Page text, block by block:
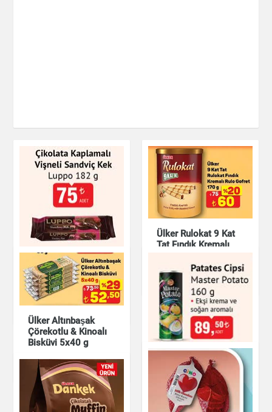
Çikolata Kaplamalı
Vişneli Sandviç Kek
Luppo 182 g
Kuruyemiş
Ülker Rulokat 9 Kat
Tat Fındık Kremalı
Çikolata & Bisküvi &
Kuruyemiş
Ülker Altınbaşak
Çörekotlu & Kinoalı
Bisküvi 5x40 g
Çikolata & Bisküvi &
Kuruyemiş
Patates Cipsi Master
Potato 160 g
Çikolata & Bisküvi &
Kuruyemiş